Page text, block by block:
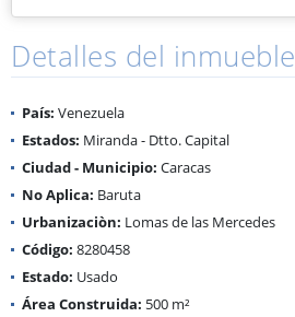
Detalles del inmueble
País: Venezuela
Estados: Miranda - Dtto. Capital
Ciudad - Municipio: Caracas
No Aplica: Baruta
Urbanizaciòn: Lomas de las Mercedes
Código: 8280458
Estado: Usado
Área Construida: 500 m²